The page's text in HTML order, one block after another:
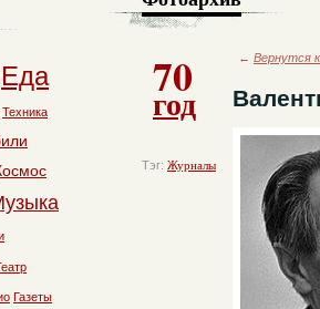
70
год
Тэг: Журналы
← Вернутся
Еда
Техника
Газеты